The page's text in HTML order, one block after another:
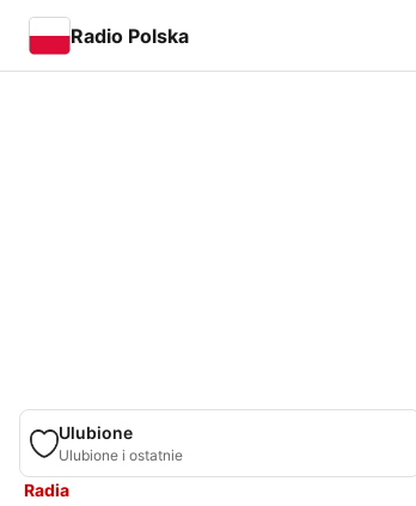
Radio Polska
Ulubione
Ulubione i ostatnie
Radia